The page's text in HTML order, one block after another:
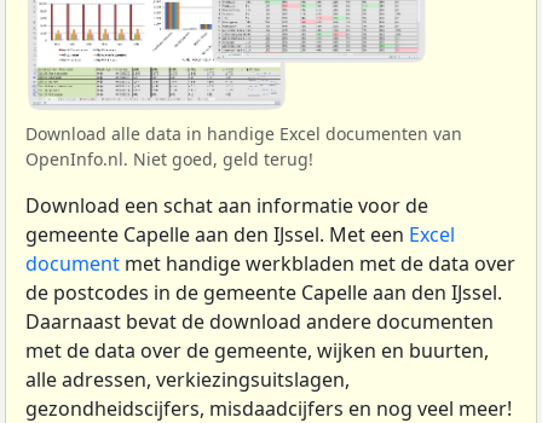
Download alle data in handige Excel documenten van
OpenInfo.nl. Niet goed, geld terug!
Download een schat aan informatie voor de
gemeente Capelle aan den IJssel. Met een Excel
document met handige werkbladen met de data over
de postcodes in de gemeente Capelle aan den IJssel.
Daarnaast bevat de download andere documenten
met de data over de gemeente, wijken en buurten,
alle adressen, verkiezingsuitslagen,
gezondheidscijfers, misdaadcijfers en nog veel meer!